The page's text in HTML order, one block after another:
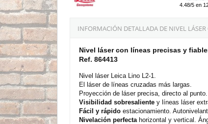
4.48/5 en
INFORMACIÓN DETALLADA DE NIVEL
Nivel láser con líneas precisas y
Ref. 864413
Nivel láser Leica Lino L2-1.
El láser de líneas cruzadas más largas.
Proyección de láser precisa, directo al punto.
Visibilidad sobresaliente y líneas láser
Fácil y rápido estacionamiento.
Nivelación perfecta horizontal y vertical.